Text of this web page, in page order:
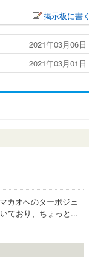
掲示板に書く
2021年03月06日
2021年03月01日
カオへのターボジェ
ており、ちょっと...